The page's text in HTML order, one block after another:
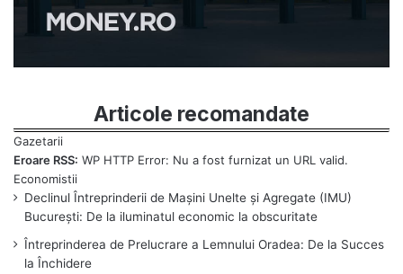
Articole recomandate
Eroare RSS: WP HTTP Error: Nu a fost furnizat un URL valid.
Declinul Întreprinderii de Mașini Unelte și Agregate (IMU)
București: De la iluminatul economic la obscuritate
Întreprinderea de Prelucrare a Lemnului Oradea: De la Succes
la Închidere